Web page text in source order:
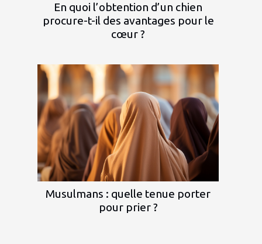
En quoi l’obtention d’un chien
procure-t-il des avantages pour le
cœur ?
Musulmans : quelle tenue porter
pour prier ?